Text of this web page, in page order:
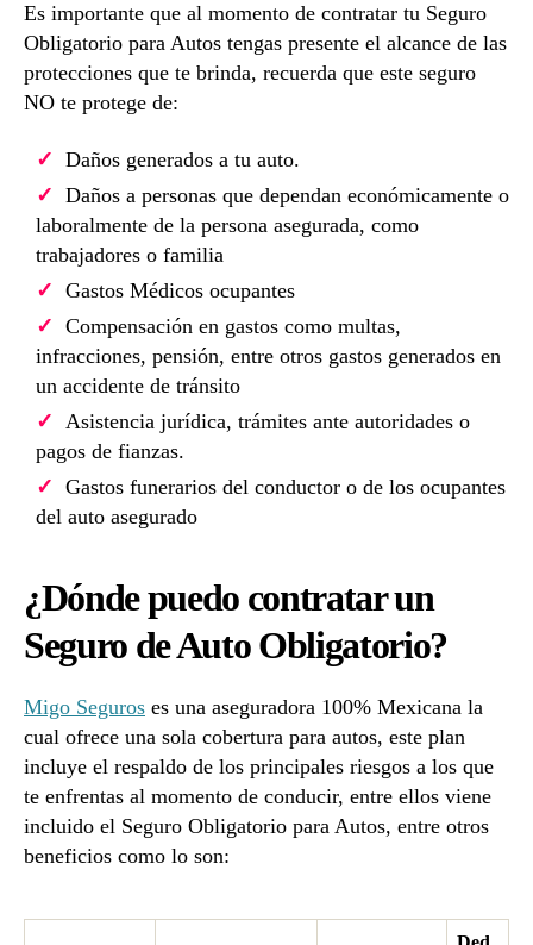
Es importante que al momento de contratar tu Seguro
Obligatorio para Autos tengas presente el alcance de las
protecciones que te brinda, recuerda que este seguro
NO te protege de:
Daños generados a tu auto.
Daños a personas que dependan económicamente o
laboralmente de la persona asegurada, como
trabajadores o familia
Gastos Médicos ocupantes
Compensación en gastos como multas,
infracciones, pensión, entre otros gastos generados en
un accidente de tránsito
Asistencia jurídica, trámites ante autoridades o
pagos de fianzas.
Gastos funerarios del conductor o de los ocupantes
del auto asegurado
¿Dónde puedo contratar un
Seguro de Auto Obligatorio?
Migo Seguros es una aseguradora 100% Mexicana la
cual ofrece una sola cobertura para autos, este plan
incluye el respaldo de los principales riesgos a los que
te enfrentas al momento de conducir, entre ellos viene
incluido el Seguro Obligatorio para Autos, entre otros
beneficios como lo son: